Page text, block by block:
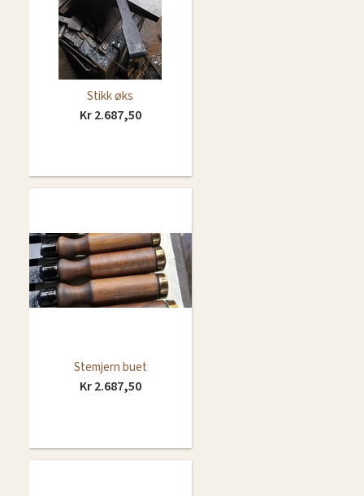
Stikk øks
Kr 2.687,50
Stemjern buet
Kr 2.687,50